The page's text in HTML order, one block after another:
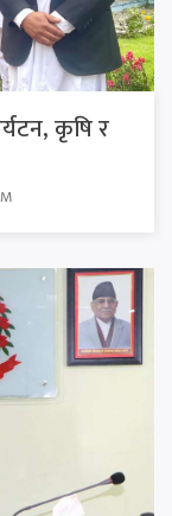
कृषि र